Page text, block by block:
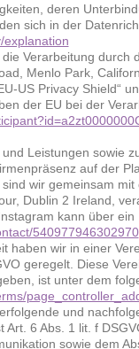
deren
sich in der
explanation
Verarbeitung durch
Menlo Park,
US Privacy Shield“
der EU bei der
Leistungen sowie
auf der
wir gemeinsam
Dublin 2 Ireland,
kann über
540977946302970
haben wir in einer
geregelt. Diese
ist unter dem
und
6 Abs. 1 lit. f
sowie dem